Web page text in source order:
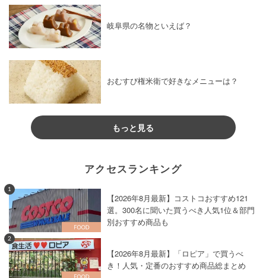
岐阜県の名物といえば？
おむすび権米衛で好きなメニューは？
もっと見る
アクセスランキング
1
【2026年8月最新】コストコおすすめ121
選。300名に聞いた買うべき人気1位＆部門
別おすすめ商品も
2
【2026年8月最新】「ロピア」で買うべ
き！人気・定番のおすすめ商品総まとめ